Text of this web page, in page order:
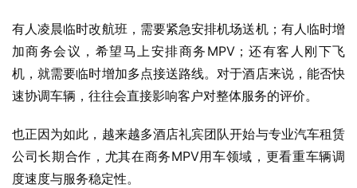
有人凌晨临时改航班，需要紧急安排机场送机；有人临时增
加商务会议，希望马上安排商务MPV；还有客人刚下飞
机，就需要临时增加多点接送路线。对于酒店来说，能否快
速协调车辆，往往会直接影响客户对整体服务的评价。
也正因为如此，越来越多酒店礼宾团队开始与专业汽车租赁
公司长期合作，尤其在商务MPV用车领域，更看重车辆调
度速度与服务稳定性。